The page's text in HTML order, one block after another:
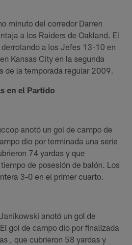
minuto del corredor Darren
a los Raiders de Oakland. El
a los Jefes 13-10 en
Kansas City en la segunda
de la temporada regular 2009.
en el Partido
anotó un gol de campo de
dio por terminada una serie
74 yardas y que
de posesión de balón. Los
3-0 en el primer cuarto.
anotó un gol de
gol de campo dio por finalizada
, que cubrieron 58 yardas y